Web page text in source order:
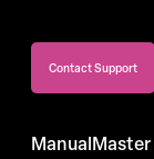
Contact Support
ManualMaster